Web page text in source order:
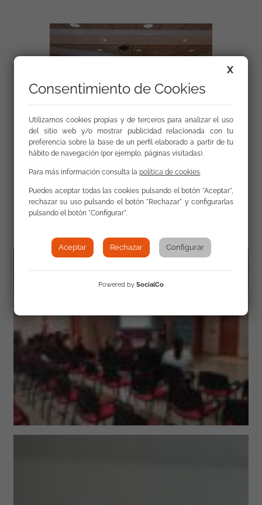
Galería
X
Consentimiento de Cookies
Utilizamos cookies propias y de terceros para analizar el uso
del sitio web y/o mostrar publicidad relacionada con tu
preferencia sobre la base de un perfil elaborado a partir de tu
hábito de navegación (por ejemplo, páginas visitadas).
Para más información consulta la política de cookies
Puedes aceptar todas las cookies pulsando el botón "Aceptar",
rechazar su uso pulsando el botón "Rechazar" y configurarlas
pulsando el botón "Configurar".
Aceptar Rechazar Configurar
Powered by SocialCo